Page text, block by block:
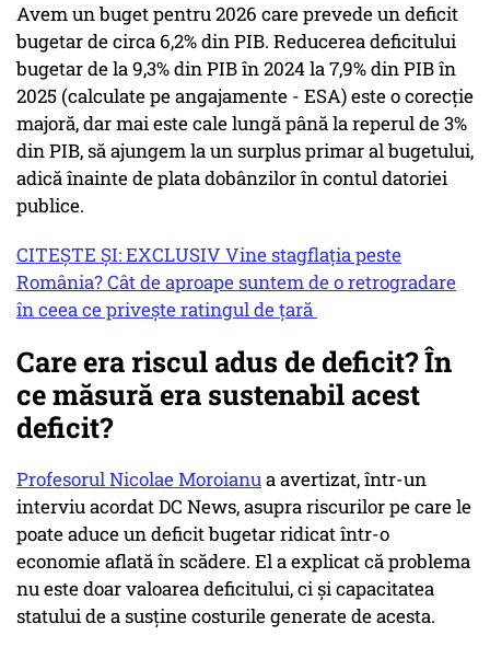
Avem un buget pentru 2026 care prevede un deficit
bugetar de circa 6,2% din PIB. Reducerea deficitului
bugetar de la 9,3% din PIB în 2024 la 7,9% din PIB în
2025 (calculate pe angajamente - ESA) este o corecție
majoră, dar mai este cale lungă până la reperul de 3%
din PIB, să ajungem la un surplus primar al bugetului,
adică înainte de plata dobânzilor în contul datoriei
publice.
CITEȘTE ȘI: EXCLUSIV Vine stagflația peste
România? Cât de aproape suntem de o retrogradare
în ceea ce privește ratingul de țară
Care era riscul adus de deficit? În
ce măsură era sustenabil acest
deficit?
Profesorul Nicolae Moroianua avertizat, într-un
interviu acordat DC News, asupra riscurilor pe care le
poate aduce un deficit bugetar ridicat într-o
economie aflată în scădere. El a explicat că problema
nu este doar valoarea deficitului, ci și capacitatea
statului de a susține costurile generate de acesta.